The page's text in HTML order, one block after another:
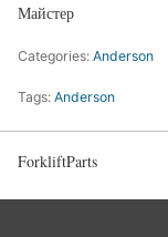
Майстер
Categories: Anderson
Tags: Anderson
ForkliftParts